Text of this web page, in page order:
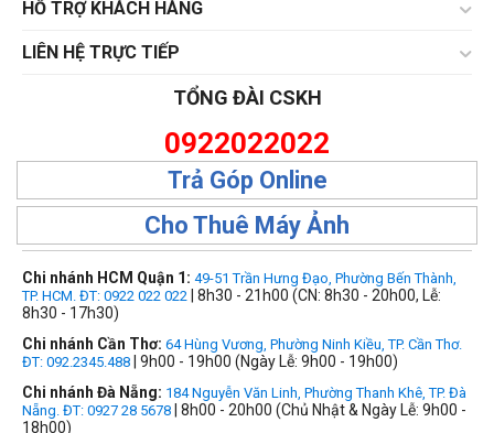
HỔ TRỢ KHÁCH HÀNG
LIÊN HỆ TRỰC TIẾP
TỔNG ĐÀI CSKH
0922022022
Trả Góp Online
Cho Thuê Máy Ảnh
Chi nhánh HCM Quận 1: 49-51 Trần Hưng Đạo, Phường Bến Thành,
TP. HCM. ĐT: 0922 022 022 | 8h30 - 21h00 (CN: 8h30 - 20h00, Lễ:
8h30 - 17h30)
Chi nhánh Cần Thơ: 64 Hùng Vương, Phường Ninh Kiều, TP. Cần Thơ.
ĐT: 092.2345.488 | 9h00 - 19h00 (Ngày Lễ: 9h00 - 19h00)
Chi nhánh Đà Nẵng: 184 Nguyễn Văn Linh, Phường Thanh Khê, TP. Đà
Nẵng. ĐT: 0927 28 5678 | 8h00 - 20h00 (Chủ Nhật & Ngày Lễ: 9h00 -
18h00)